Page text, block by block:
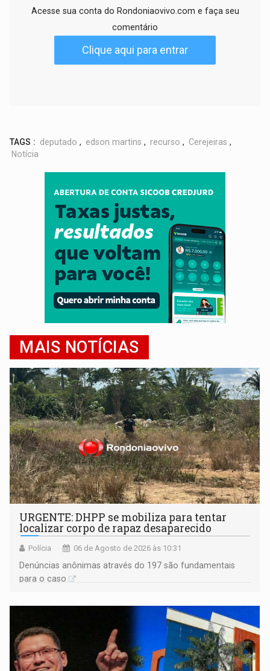
Acesse sua conta do Rondoniaovivo.com e faça seu
comentário
Clique aqui para entrar
TAGS : deputado , edson martins , recurso , Cerejeiras ,
Notícia
MAIS NOTÍCIAS
URGENTE: DHPP se mobiliza para tentar
localizar corpo de rapaz desaparecido
Polícia 06 de Agosto de 2026 às 10:31
Denúncias anônimas através do 197 são fundamentais
para o caso